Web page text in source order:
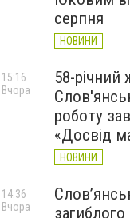
серпня
НОВИНИ
58-річний
роботу
«Досвід
НОВИНИ
15:16
Вчора
14:36
Вчора